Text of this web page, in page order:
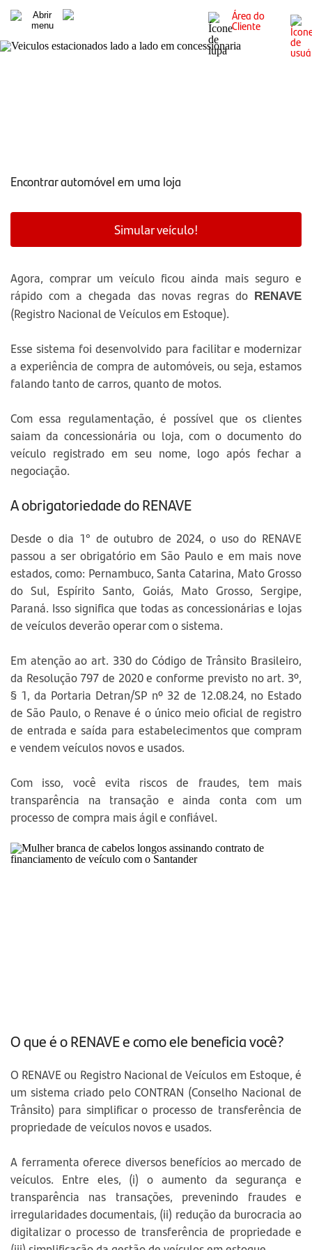
Área do
Cliente
Agora, comprar um veículo ficou ainda mais seguro e
rápido com a chegada das novas regras do RENAVE
(Registro Nacional de Veículos em Estoque).
Esse sistema foi desenvolvido para facilitar e modernizar
a experiência de compra de automóveis, ou seja, estamos
falando tanto de carros, quanto de motos.
Com essa regulamentação, é possível que os clientes
saiam da concessionária ou loja, com o documento do
veículo registrado em seu nome, logo após fechar a
negociação.
A obrigatoriedade do RENAVE
Desde o dia 1° de outubro de 2024, o uso do RENAVE
passou a ser obrigatório em São Paulo e em mais nove
estados, como: Pernambuco, Santa Catarina, Mato Grosso
do Sul, Espírito Santo, Goiás, Mato Grosso, Sergipe,
Paraná. Isso significa que todas as concessionárias e lojas
de veículos deverão operar com o sistema.
Em atenção ao art. 330 do Código de Trânsito Brasileiro,
da Resolução 797 de 2020 e conforme previsto no art. 3º,
§ 1, da Portaria Detran/SP nº 32 de 12.08.24, no Estado
de São Paulo, o Renave é o único meio oficial de registro
de entrada e saída para estabelecimentos que compram
e vendem veículos novos e usados.
Com isso, você evita riscos de fraudes, tem mais
transparência na transação e ainda conta com um
processo de compra mais ágil e confiável.
O que é o RENAVE e como ele beneficia você?
O RENAVE ou Registro Nacional de Veículos em Estoque, é
um sistema criado pelo CONTRAN (Conselho Nacional de
Trânsito) para simplificar o processo de transferência de
propriedade de veículos novos e usados.
A ferramenta oferece diversos benefícios ao mercado de
veículos. Entre eles, (i) o aumento da segurança e
transparência nas transações, prevenindo fraudes e
irregularidades documentais, (ii) redução da burocracia ao
digitalizar o processo de transferência de propriedade e
Simular veículo!
Encontrar automóvel em uma loja